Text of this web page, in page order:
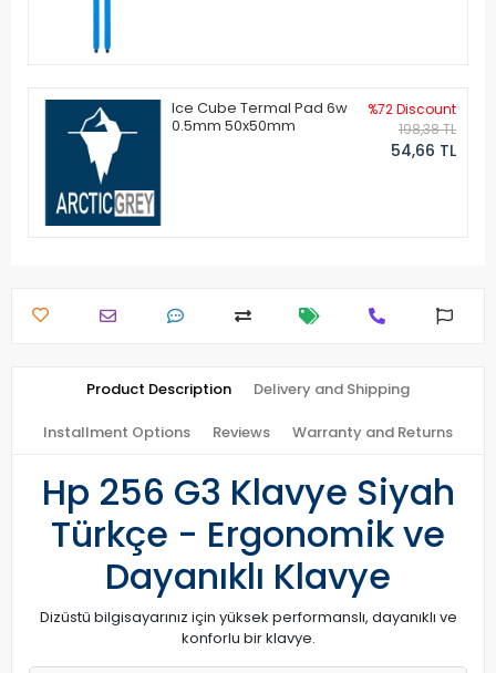
Ice Cube Termal Pad 6w
0.5mm 50x50mm
%72 Discount
198,38 TL
54,66 TL
Product Description Delivery and Shipping
Installment Options Reviews Warranty and Returns
Hp 256 G3 Klavye Siyah
Türkçe - Ergonomik ve
Dayanıklı Klavye
Dizüstü bilgisayarınız için yüksek performanslı, dayanıklı ve
konforlu bir klavye.